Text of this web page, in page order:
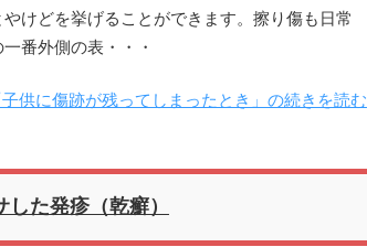
けどを挙げることができます。擦り傷も日常
番外側の表・・・
子供に傷跡が残ってしまったとき」の続きを読む
た発疹（乾癬）